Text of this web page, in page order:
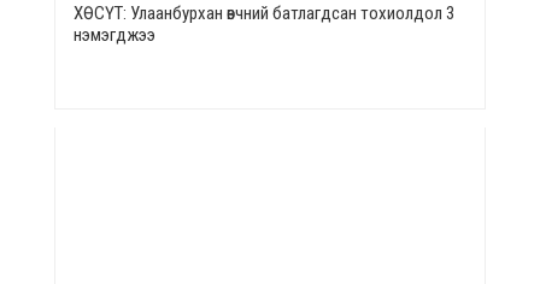
ХӨСҮТ: Улаанбурхан өвчний батлагдсан тохиолдол 3
нэмэгджээ